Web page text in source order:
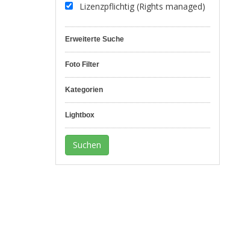
Lizenzpflichtig (Rights managed)
Erweiterte Suche
Foto Filter
Kategorien
Lightbox